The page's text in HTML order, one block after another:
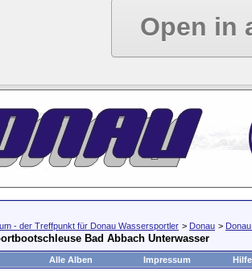
Open in
- der Treffpunkt für Donau Wassersportler > Donau >
Bad Abbach Unterwasser
Alle Alben Impressum Hilfe